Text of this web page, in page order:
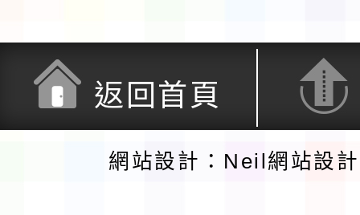
返回首頁
網站設計：Neil網站設